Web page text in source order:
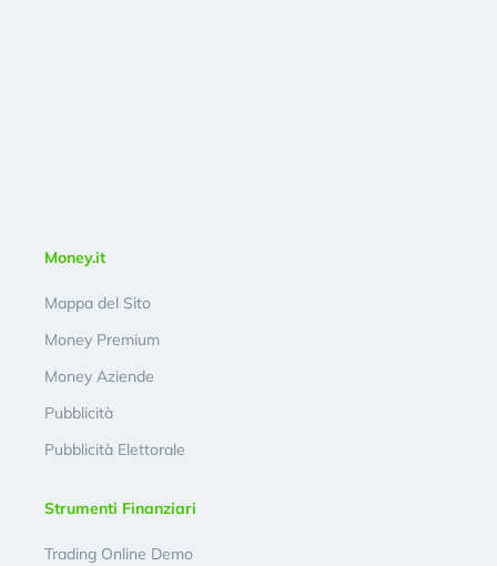
Money.it
Mappa del Sito
Money Premium
Money Aziende
Pubblicità
Pubblicità Elettorale
Strumenti Finanziari
Trading Online Demo